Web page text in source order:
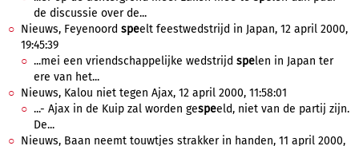
de discussie over de...
Nieuws, Feyenoord speelt feestwedstrijd in Japan, 12 april 2000,
19:45:39
...mei een vriendschappelijke wedstrijd spelen in Japan ter
ere van het...
Nieuws, Kalou niet tegen Ajax, 12 april 2000, 11:58:01
...- Ajax in de Kuip zal worden gespeeld, niet van de partij zijn.
De...
Nieuws, Baan neemt touwtjes strakker in handen, 11 april 2000,